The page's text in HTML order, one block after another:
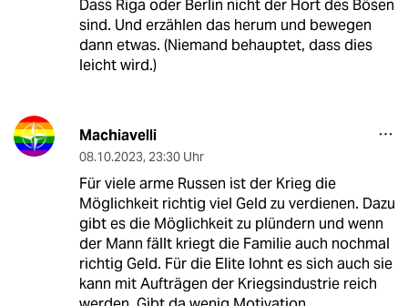
Dass Riga oder Berlin nicht der Hort des Bösen
sind. Und erzählen das herum und bewegen
dann etwas. (Niemand behauptet, dass dies
leicht wird.)
Machiavelli
08.10.2023, 23:30 Uhr
Für viele arme Russen ist der Krieg die
Möglichkeit richtig viel Geld zu verdienen. Dazu
gibt es die Möglichkeit zu plündern und wenn
der Mann fällt kriegt die Familie auch nochmal
richtig Geld. Für die Elite lohnt es sich auch sie
kann mit Aufträgen der Kriegsindustrie reich